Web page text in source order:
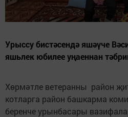
Урыссу бистәсендә яшәүче
яшьлек юбилее уңаеннан
Хөрмәтле ветеранны район
котларга район башкарма
беренче урынбасары